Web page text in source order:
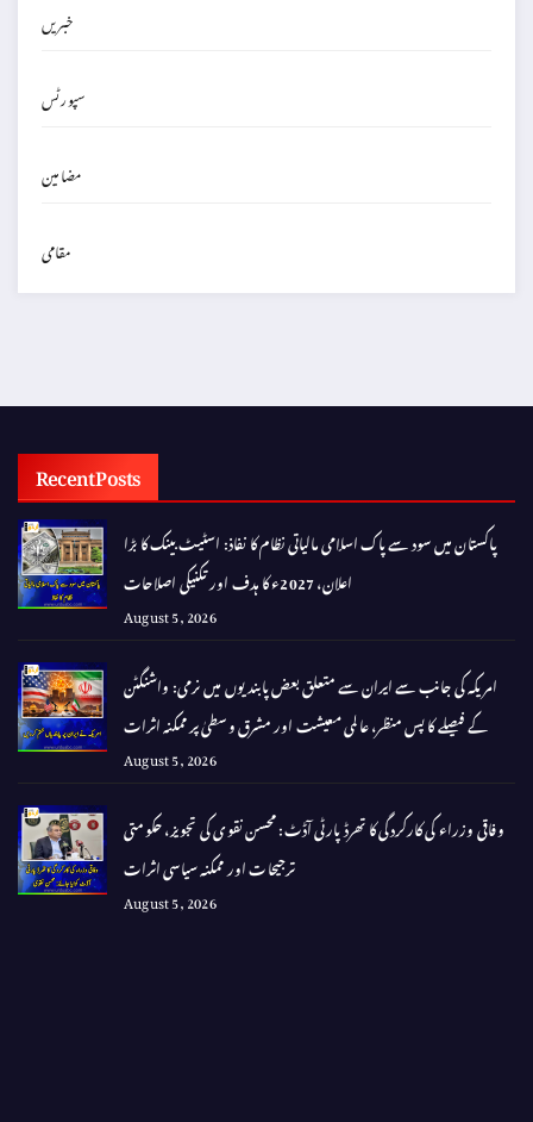
خبریں
سپورٹس
مضامین
مقامی
Recent Posts
پاکستان میں سود سے پاک اسلامی مالیاتی نظام کا نفاذ: اسٹیٹ بینک کا بڑا
اعلان، 2027ء کا ہدف اور تکنیکی اصلاحات
August 5, 2026
امریکہ کی جانب سے ایران سے متعلق بعض پابندیوں میں نرمی: واشنگٹن
کے فیصلے کا پس منظر، عالمی معیشت اور مشرق وسطیٰ پر ممکنہ اثرات
August 5, 2026
وفاقی وزراء کی کارکردگی کا تھرڈ پارٹی آڈٹ: محسن نقوی کی تجویز، حکومتی
ترجیحات اور ممکنہ سیاسی اثرات
August 5, 2026